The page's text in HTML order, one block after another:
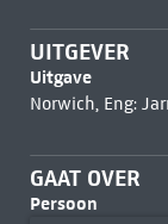
UITGEVER
Uitgave
Norwich, Eng:
GAAT OVER
Persoon